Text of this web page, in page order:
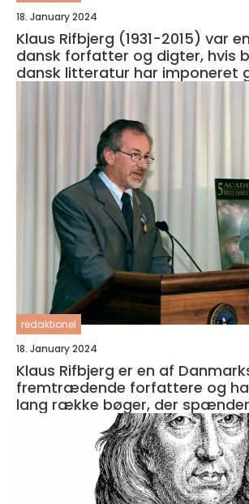
18. January 2024
Klaus Rifbjerg (1931-2015) var
dansk forfatter og digter, hvis
dansk litteratur har imponeret
redaktionel
18. January 2024
Klaus Rifbjerg er en af
fremtrædende forfattere og
lang række bøger, der
forskellige genrer og temaer